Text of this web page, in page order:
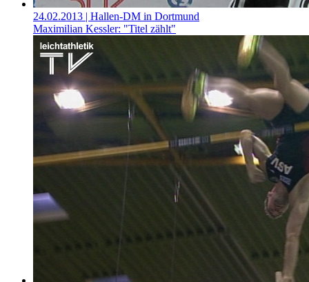
24.02.2013 | Hallen-DM in Dortmund
Maximilian Kessler: "Titel zählt"